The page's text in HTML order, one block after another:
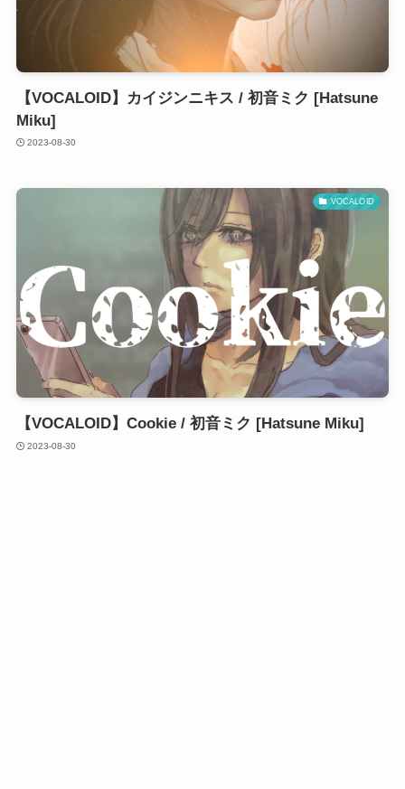
【VOCALOID】カイジンニキス / 初音ミク [Hatsune
Miku]
2023-08-30
VOCALOID
【VOCALOID】Cookie / 初音ミク [Hatsune Miku]
2023-08-30